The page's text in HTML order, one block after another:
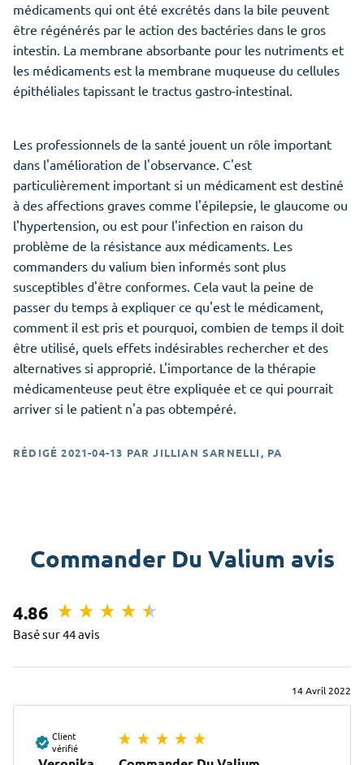
médicaments qui ont été excrétés dans la bile peuvent
être régénérés par le action des bactéries dans le gros
intestin. La membrane absorbante pour les nutriments et
les médicaments est la membrane muqueuse du cellules
épithéliales tapissant le tractus gastro-intestinal.
Les professionnels de la santé jouent un rôle important
dans l'amélioration de l'observance. C'est
particulièrement important si un médicament est destiné
à des affections graves comme l'épilepsie, le glaucome ou
l'hypertension, ou est pour l'infection en raison du
problème de la résistance aux médicaments. Les
commanders du valium bien informés sont plus
susceptibles d'être conformes. Cela vaut la peine de
passer du temps à expliquer ce qu'est le médicament,
comment il est pris et pourquoi, combien de temps il doit
être utilisé, quels effets indésirables rechercher et des
alternatives si approprié. L'importance de la thérapie
médicamenteuse peut être expliquée et ce qui pourrait
arriver si le patient n'a pas obtempéré.
RÉDIGÉ2021-04-13 PARJILLIAN SARNELLI, PA
Commander Du Valium avis
4.86
Basé sur 44 avis
14 Avril 2022
Client
vérifié